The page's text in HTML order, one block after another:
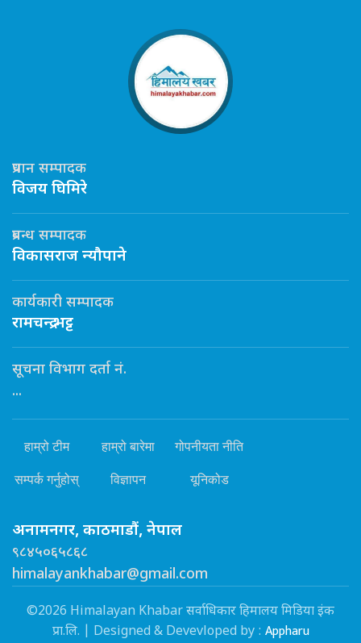
प्रधान सम्पादक
विजय घिमिरे
प्रबन्ध सम्पादक
विकासराज न्यौपाने
कार्यकारी सम्पादक
रामचन्द्र भट्ट
सूचना विभाग दर्ता नं.
...
हाम्रो टीम हाम्रो बारेमा गोपनीयता नीति
सम्पर्क गर्नुहोस् विज्ञापन यूनिकोड
अनामनगर, काठमाडौं, नेपाल
९८४५०६५८६८
himalayankhabar@gmail.com
©2026 Himalayan Khabar सर्वाधिकार हिमालय मिडिया इंक
प्रा.लि. | Designed & Devevloped by : Appharu